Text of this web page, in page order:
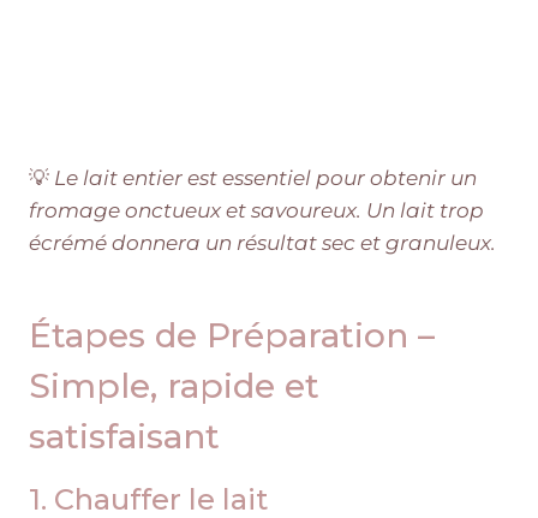
💡 Le lait entier est essentiel pour obtenir un
fromage onctueux et savoureux. Un lait trop
écrémé donnera un résultat sec et granuleux.
Étapes de Préparation –
Simple, rapide et
satisfaisant
1. Chauffer le lait